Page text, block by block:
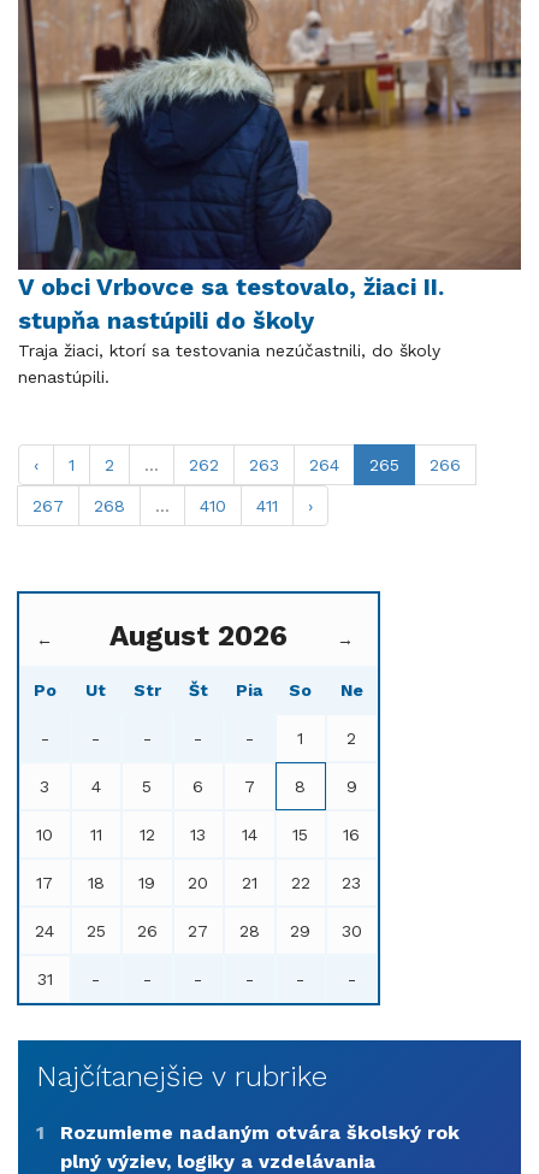
V obci Vrbovce sa testovalo, žiaci II.
stupňa nastúpili do školy
Traja žiaci, ktorí sa testovania nezúčastnili, do školy
nenastúpili.
‹ 1 2 ... 262 263 264 265 266
267 268 ... 410 411 ›
← August 2026 →
Po Ut Str Št Pia So Ne
- - - - - 1 2
3 4 5 6 7 8 9
10 11 12 13 14 15 16
17 18 19 20 21 22 23
24 25 26 27 28 29 30
31 - - - - - -
Najčítanejšie v rubrike
1
Rozumieme nadaným otvára školský rok
plný výziev, logiky a vzdelávania